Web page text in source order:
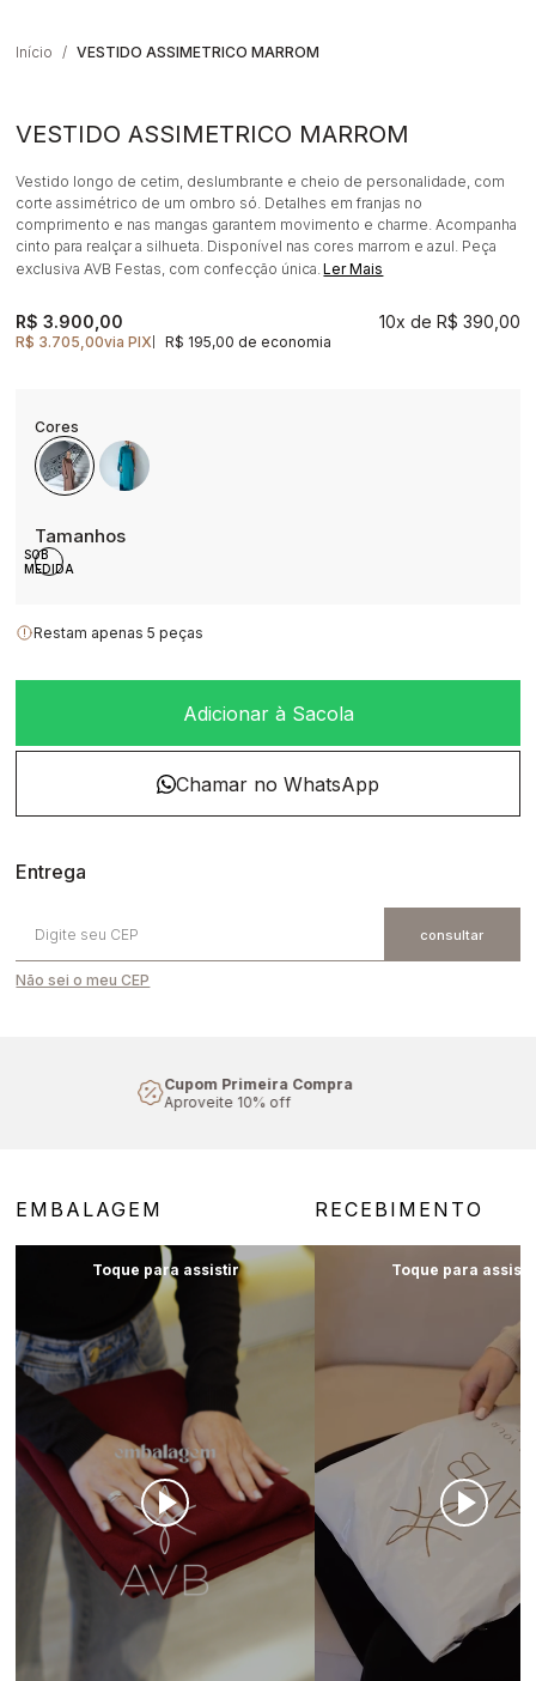
Início VESTIDO ASSIMETRICO MARROM
VESTIDO ASSIMETRICO MARROM
Vestido longo de cetim, deslumbrante e cheio de personalidade, com
corte assimétrico de um ombro só. Detalhes em franjas no
comprimento e nas mangas garantem movimento e charme. Acompanha
cinto para realçar a silhueta. Disponível nas cores marrom e azul. Peça
exclusiva AVB Festas, com confecção única.Ler Mais
R$ 3.705,00via PIX R$ 195,00 de economia
R$ 3.900,00 10x R$ 390,00
SOB
MEDIDA
Adicionar à Sacola
Restam apenas 5 peças
Não sei o meu CEP
Cupom Primeira Compra
Aproveite 10% off
EMBALAGEM RECEBIMENTO